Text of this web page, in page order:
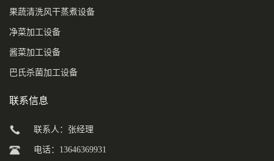
果蔬清洗风干蒸煮设备
净菜加工设备
酱菜加工设备
巴氏杀菌加工设备
联系信息
联系人：张经理
电话：13646369931